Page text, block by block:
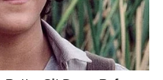
stabljike i ostatke
zgnječiti, prerezati ili probušiti